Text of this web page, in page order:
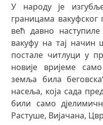
У народу је
границама
већ давно
вакуфу на тај
постале читлуци у
новије вријеме
земља била
насеља, која сада
били само
Растуше, Вијачана,